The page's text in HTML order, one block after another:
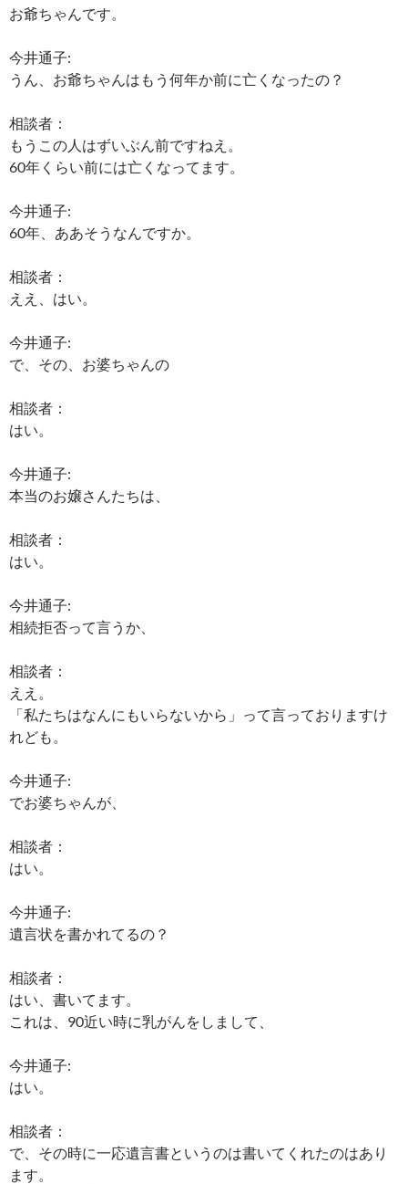
お爺ちゃんです。
今井通子:
うん、お爺ちゃんはもう何年か前に亡くなったの？
相談者：
もうこの人はずいぶん前ですねえ。
60年くらい前には亡くなってます。
今井通子:
60年、ああそうなんですか。
相談者：
ええ、はい。
今井通子:
で、その、お婆ちゃんの
相談者：
はい。
今井通子:
本当のお嬢さんたちは、
相談者：
はい。
今井通子:
相続拒否って言うか、
相談者：
ええ。
「私たちはなんにもいらないから」って言っておりますけ
れども。
今井通子:
でお婆ちゃんが、
相談者：
はい。
今井通子:
遺言状を書かれてるの？
相談者：
はい、書いてます。
これは、90近い時に乳がんをしまして、
今井通子:
はい。
相談者：
で、その時に一応遺言書というのは書いてくれたのはあり
ます。